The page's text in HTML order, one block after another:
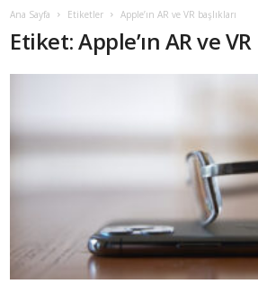
Ana Sayfa Etiketler Apple’ın AR ve VR başlıkları
Etiket: Apple’ın AR ve VR